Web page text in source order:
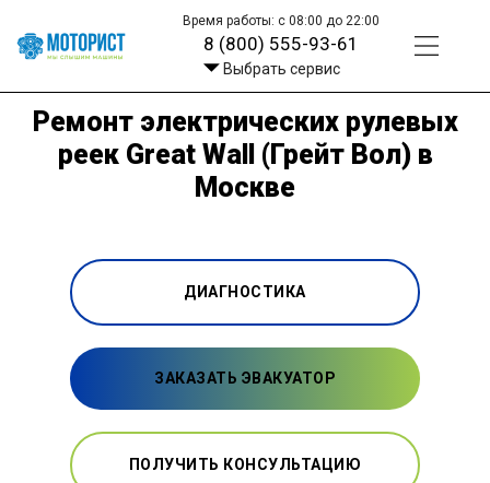
Время работы: с 08:00 до 22:00
8 (800) 555-93-61
Выбрать сервис
Ремонт электрических рулевых
реек Great Wall (Грейт Вол) в
Москве
ДИАГНОСТИКА
ЗАКАЗАТЬ ЭВАКУАТОР
ПОЛУЧИТЬ КОНСУЛЬТАЦИЮ